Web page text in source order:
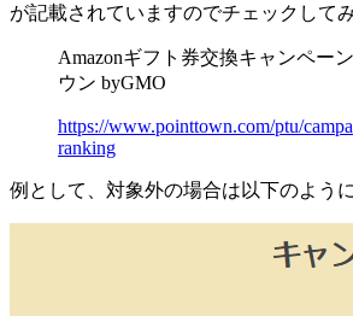
が記載されていますのでチェックして
Amazonギフト券交換キャンペー
ウン byGMO
https://www.pointtown.com/ptu/
ranking
例として、対象外の場合は以下のよう